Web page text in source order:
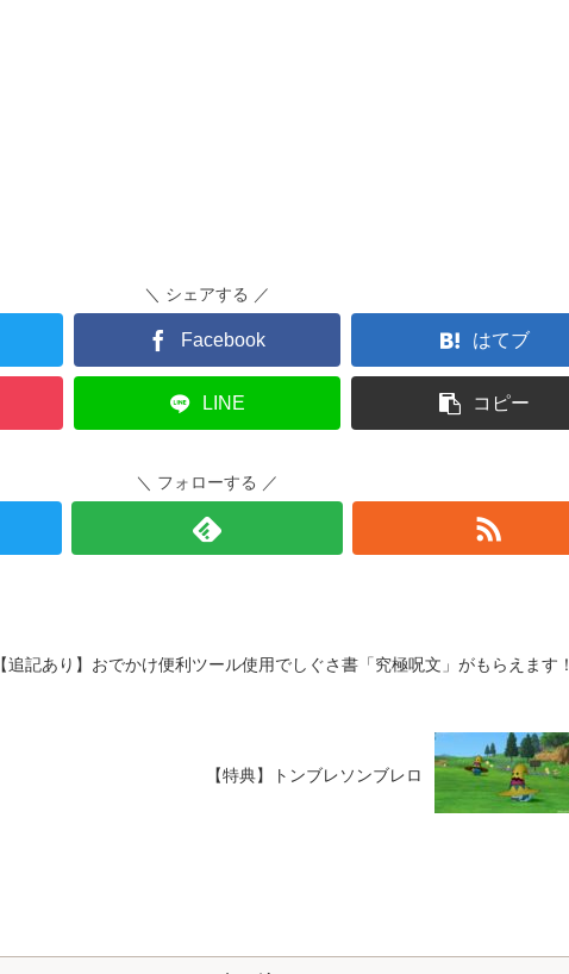
＼ シェアする ／
Facebook はてブ
LINE コピー
＼ フォローする ／
【追記あり】おでかけ便利ツール使用でしぐさ書「究極呪文」がもらえます！
【特典】トンブレソンブレロ